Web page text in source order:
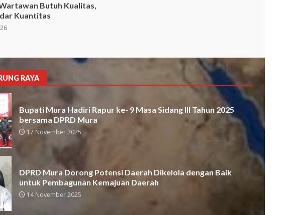
Butuh Kualitas,
Kuantitas
RAYA
Bupati Mura Hadiri Rapur ke- 9 Masa Sidang III Tahun 2025
bersama DPRD Mura
17 November 2025
DPRD Mura Dorong Potensi Daerah Dikelola dengan Baik
untuk Pembagunan Kemajuan Daerah
14 November 2025